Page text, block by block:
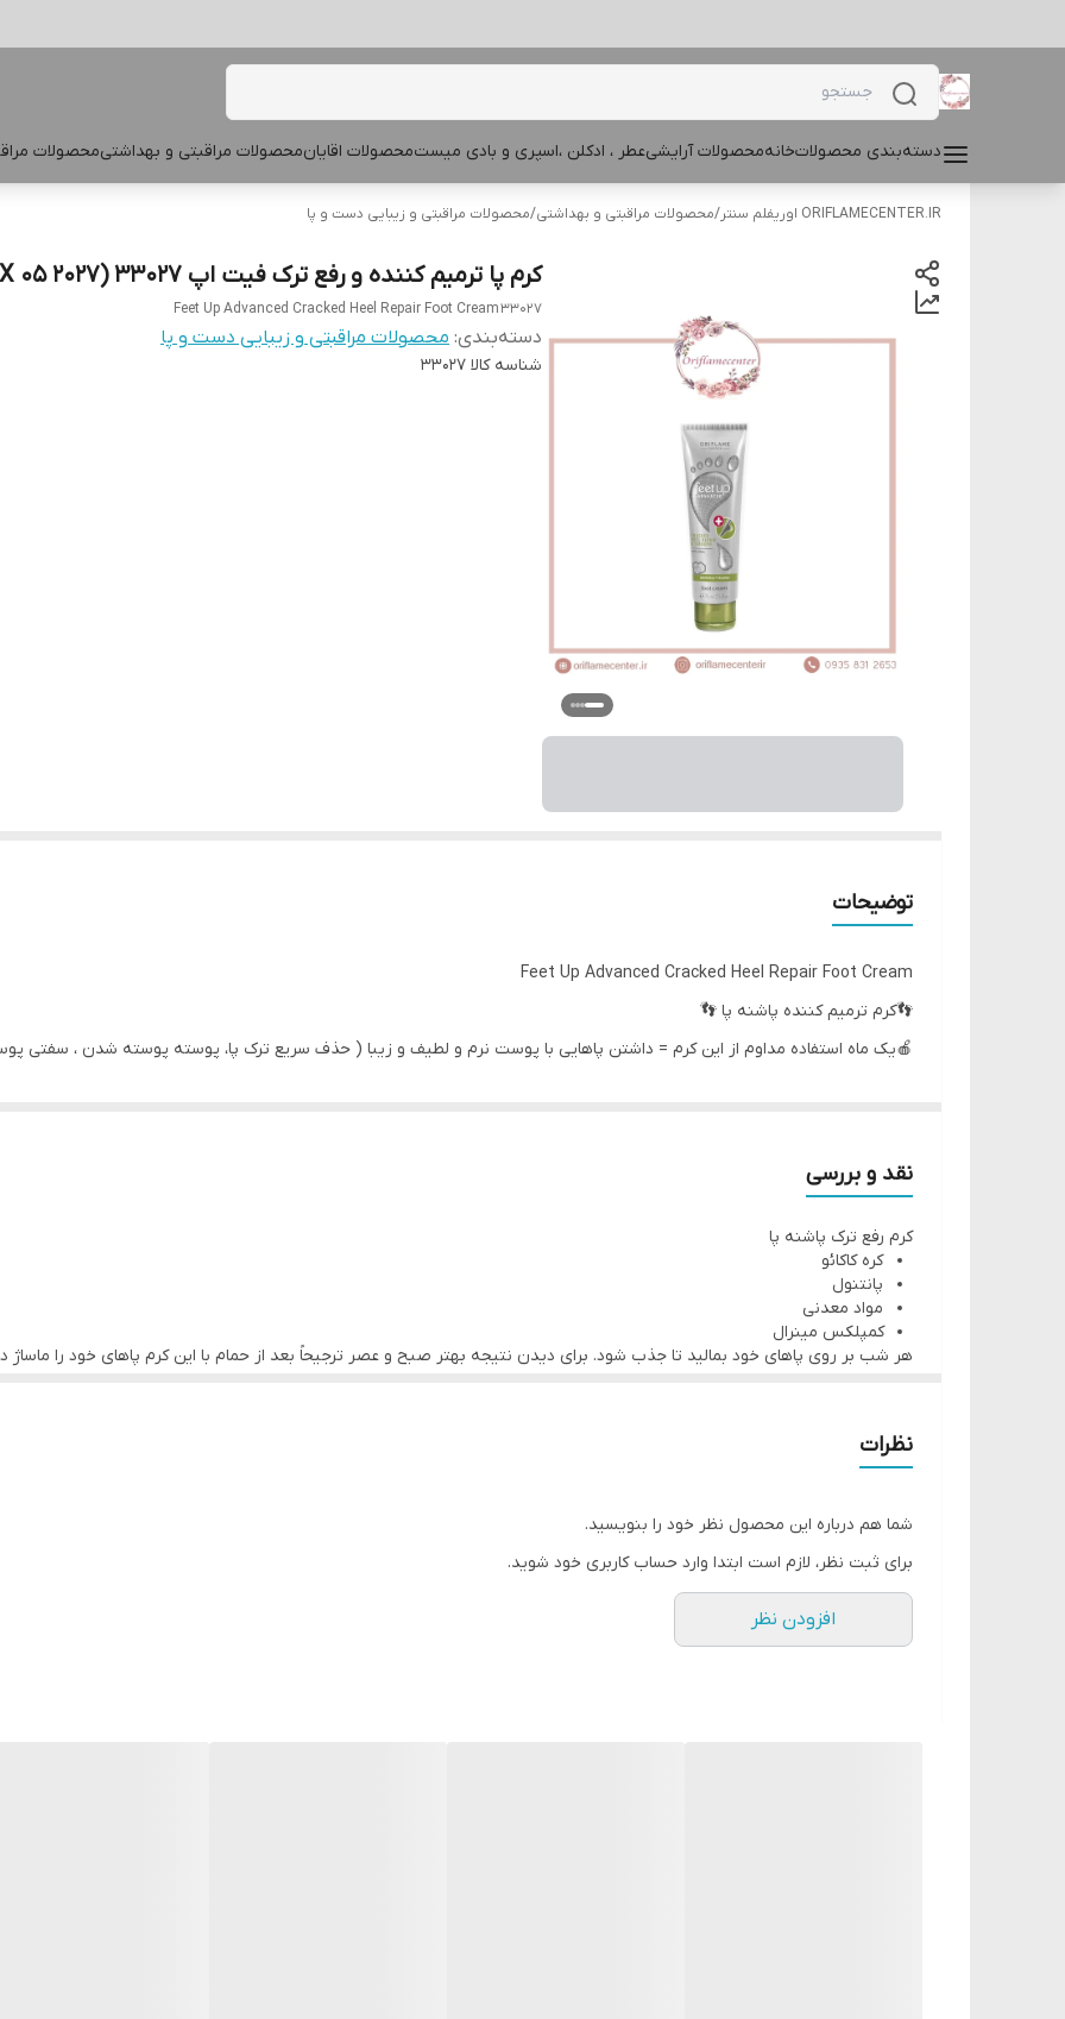
دسته‌بندی محصولاتخانهمحصولات آرایشیعطر ، ادکلن ،اسپری و بادی میستمحصولات اقایانمحصولات مراقبتی و بهداشتیمحصولات
ORIFLAMECENTER.IR اوریفلم سنتر /محصولات مراقبتی و بهداشتی/محصولات مراقبتی و زیبایی دست و پا
کرم پا ترمیم کننده و رفع ترک فیت اپ 33027 (EX 05 2027)
Feet Up Advanced Cracked Heel Repair Foot Cream 33027
دسته‌بندی: محصولات مراقبتی و زیبایی دست و پا
شناسه کالا 33027
توضیحات
Feet Up Advanced Cracked Heel Repair Foot Cream
👣کرم ترمیم کننده پاشنه پا 👣
🍎یک ماه استفاده مداوم از این کرم = داشتن پاهایی با پوست نرم و لطیف و زیبا ( حذف سریع ترک پا، پوسته پوسته شدن ، سفتی
🤓☝🏼نحوه استفاده : دو بار در روز _ صبح و عصر ترجيحاً بعد از حمام و بعد از پاهاى خود را ماساژ دهيد.
نقد و بررسی
کرم رفع ترک پاشنه پا
کره کاکائو
پانتنول
مواد معدنی
کمپلکس مینرال
هر شب بر روی پاهای خود بمالید تا جذب شود. برای دیدن نتیجه بهتر صبح و عصر ترجیحاً بعد از حمام با این کرم پاهاى خود را ماساژ
نظرات
شما هم درباره این محصول نظر خود را بنویسید.
برای ثبت نظر، لازم است ابتدا وارد حساب کاربری خود شوید.
افزودن نظر